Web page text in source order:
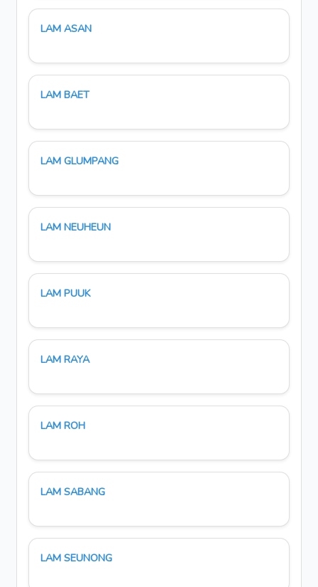
LAM ASAN
LAM BAET
LAM GLUMPANG
LAM NEUHEUN
LAM PUUK
LAM RAYA
LAM ROH
LAM SABANG
LAM SEUNONG